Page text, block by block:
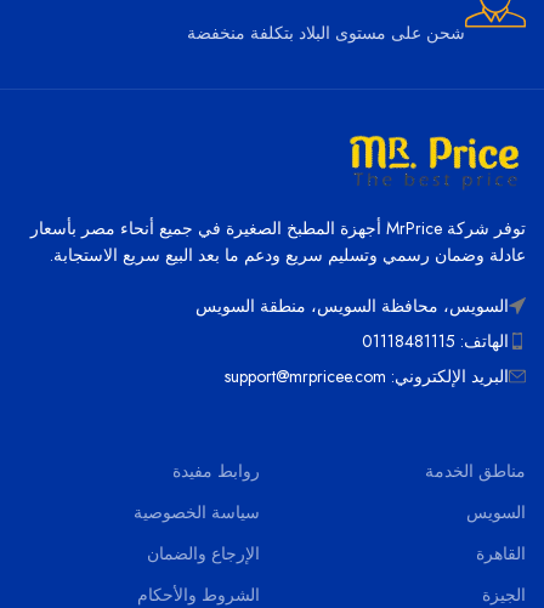
شحن على مستوى البلاد بتكلفة منخفضة
توفر شركة MrPrice أجهزة المطبخ الصغيرة في جميع أنحاء مصر بأسعار
عادلة وضمان رسمي وتسليم سريع ودعم ما بعد البيع سريع الاستجابة.
السويس، محافظة السويس، منطقة السويس
الهاتف: 01118481115
البريد الإلكتروني: support@mrpricee.com
مناطق الخدمة
السويس
القاهرة
الجيزة
روابط مفيدة
سياسة الخصوصية
الإرجاع والضمان
الشروط والأحكام